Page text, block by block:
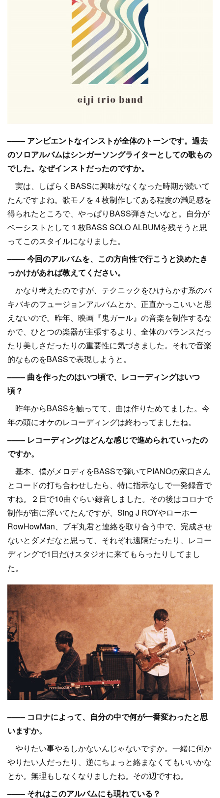
–––– アンビエントなインストが全体のトーンです。過去
のソロアルバムはシンガーソングライターとしての歌もの
でした。なぜインストだったのですか。
実は、しばらくBASSに興味がなくなった時期が続いて
たんですよね。歌モノを４枚制作してある程度の満足感を
得られたところで、やっぱりBASS弾きたいなと。自分が
ベーシストとして１枚BASS SOLO ALBUMを残そうと思
ってこのスタイルになりました。
–––– 今回のアルバムを、この方向性で行こうと決めたき
っかけがあれば教えてください。
かなり考えたのですが、テクニックをひけらかす系のバ
キバキのフュージョンアルバムとか、正直かっこいいと思
えないので。昨年、映画『鬼ガール』の音楽を制作するな
かで、ひとつの楽器が主張するより、全体のバランスだっ
たり美しさだったりの重要性に気づきました。それで音楽
的なものをBASSで表現しようと。
–––– 曲を作ったのはいつ頃で、レコーディングはいつ
頃？
昨年からBASSを触ってて、曲は作りためてました。今
年の頭にオケのレコーディングは終わってましたね。
–––– レコーディングはどんな感じで進められていったの
ですか。
基本、僕がメロディをBASSで弾いてPIANOの家口さん
とコードの打ち合わせしたら、特に指示なしで一発録音で
すね。２日で10曲ぐらい録音しました。その後はコロナで
制作が宙に浮いてたんですが、Sing J ROYやローホー
RowHowMan、ブギ丸君と連絡を取り合う中で、完成させ
ないとダメだなと思って、それぞれ遠隔だったり、レコー
ディングで1日だけスタジオに来てもらったりしてまし
た。
–––– コロナによって、自分の中で何が一番変わったと思
いますか。
やりたい事やるしかないんじゃないですか。一緒に何か
やりたい人だったり、逆にちょっと絡まなくてもいいかな
とか。無理もしなくなりましたね。その辺ですね。
–––– それはこのアルバムにも現れている？